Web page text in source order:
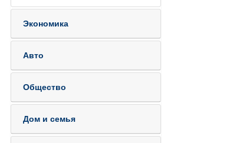
Экономика
Авто
Общество
Дом и семья